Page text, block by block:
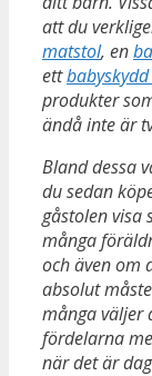
att du
matstol, en
ett
produkter
ändå inte är
Bland dessa
du sedan
gåstolen visa
många
och även om
absolut
många väljer
fördelarna
när det är